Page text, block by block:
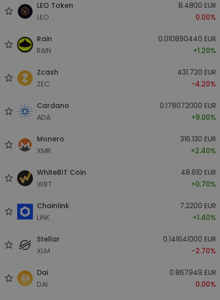
LEO Token
LEO
8.4800 EUR
0.00%
Rain
RAIN
0.010890440 EUR
+1.20%
Zcash
ZEC
431.720 EUR
-4.20%
Cardano
ADA
0.178072000 EUR
+9.00%
Monero
XMR
316.130 EUR
+2.40%
WhiteBIT Coin
WBT
48.610 EUR
+0.70%
Chainlink
LINK
7.2200 EUR
+1.40%
Stellar
XLM
0.141641000 EUR
-2.70%
Dai
DAI
0.867949 EUR
0.00%